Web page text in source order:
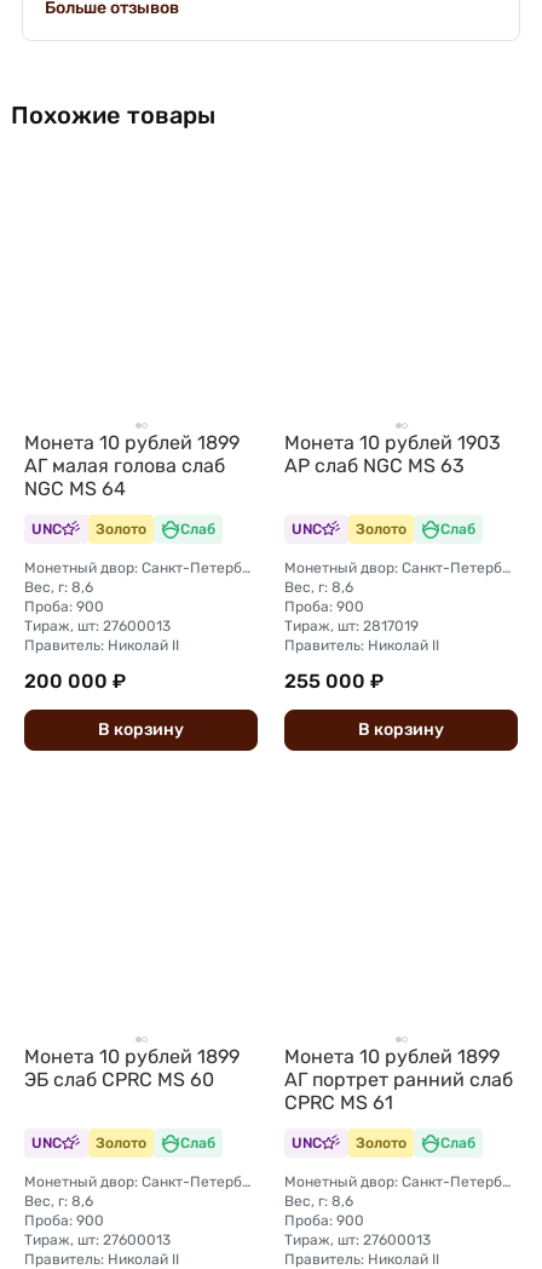
Больше отзывов
Похожие товары
Монета 10 рублей 1899
АГ малая голова слаб
NGC MS 64
UNC Золото Слаб
Монетный двор: Санкт-Петербургский монетный двор
Вес, г: 8,6
Проба: 900
Тираж, шт: 27600013
Правитель: Николай II
200 000 ₽
В корзину
Монета 10 рублей 1903
АР слаб NGC MS 63
UNC Золото Слаб
Монетный двор: Санкт-Петербургский монетный двор
Вес, г: 8,6
Проба: 900
Тираж, шт: 2817019
Правитель: Николай II
255 000 ₽
В корзину
Монета 10 рублей 1899
ЭБ слаб CPRC MS 60
UNC Золото Слаб
Монетный двор: Санкт-Петербургский монетный двор
Вес, г: 8,6
Проба: 900
Тираж, шт: 27600013
Правитель: Николай II
Монета 10 рублей 1899
АГ портрет ранний слаб
CPRC MS 61
UNC Золото Слаб
Монетный двор: Санкт-Петербургский монетный двор
Вес, г: 8,6
Проба: 900
Тираж, шт: 27600013
Правитель: Николай II